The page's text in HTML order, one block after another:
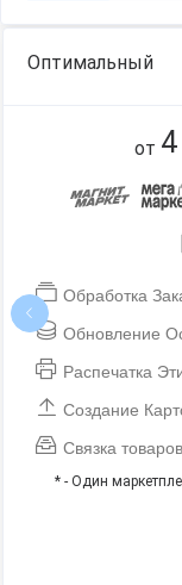
Оптимальный
от
Обработка
Обновление
Распечатка
Создание
Связка товаров
* - Один